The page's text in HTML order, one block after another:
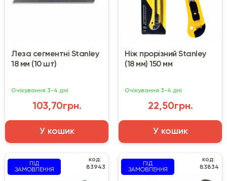
Леза сегментні Stanley
18 мм (10 шт)
Очікування 3-4 дні
103,70грн.
У кошик
Ніж прорізний Stanley
(18 мм) 150 мм
Очікування 3-4 дні
22,50грн.
У кошик
ПІД
ЗАМОВЛЕННЯ
код:
83943
ПІД
ЗАМОВЛЕННЯ
код:
83834